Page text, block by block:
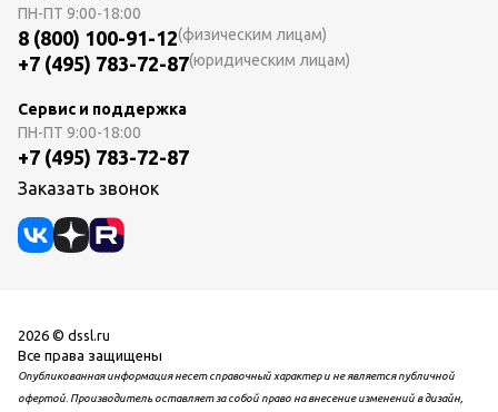
ПН-ПТ 9:00-18:00
8 (800) 100-91-12(физическим лицам)
+7 (495) 783-72-87(юридическим лицам)
Сервис и поддержка
ПН-ПТ 9:00-18:00
+7 (495) 783-72-87
Заказать звонок
2026 © dssl.ru
Все права защищены
Опубликованная информация несет справочный характер и не является публичной
офертой. Производитель оставляет за собой право на внесение изменений в дизайн,